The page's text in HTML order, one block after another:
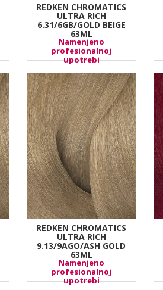
REDKEN CHROMATICS
ULTRA RICH
6.31/6GB/GOLD BEIGE
63ML
Namenjeno
profesionalnoj
upotrebi
REDKEN CHROMATICS
ULTRA RICH
9.13/9AGO/ASH GOLD
63ML
Namenjeno
profesionalnoj
upotrebi